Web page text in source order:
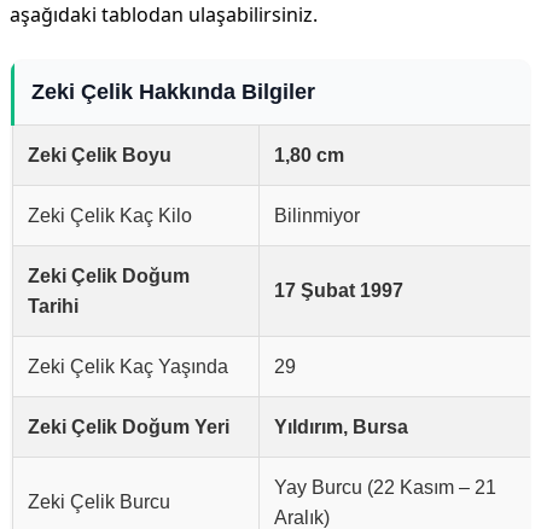
aşağıdaki tablodan ulaşabilirsiniz.
Zeki Çelik Hakkında Bilgiler
Zeki Çelik Boyu 1,80 cm
Zeki Çelik Kaç Kilo Bilinmiyor
Zeki Çelik Doğum
Tarihi
17 Şubat 1997
Zeki Çelik Kaç Yaşında 29
Zeki Çelik Doğum Yeri Yıldırım, Bursa
Zeki Çelik Burcu
Yay Burcu (22 Kasım – 21
Aralık)